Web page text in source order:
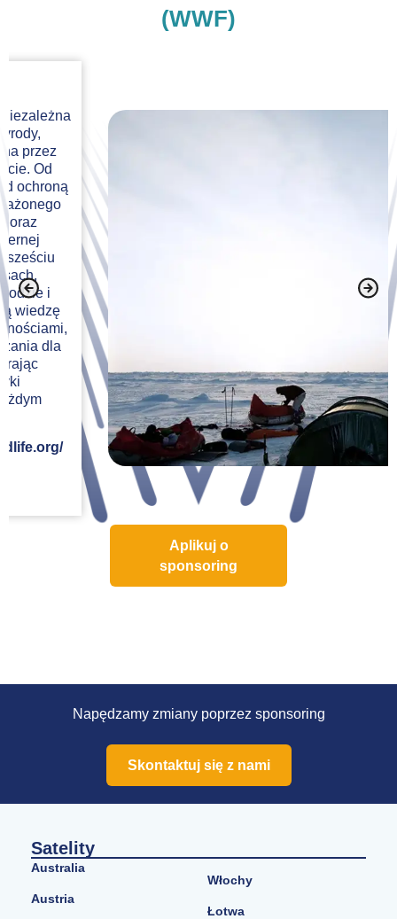
(WWF)
Aplikuj o
sponsoring
Napędzamy zmiany poprzez sponsoring
Skontaktuj się z nami
Satelity
Australia
Austria
Włochy
Łotwa